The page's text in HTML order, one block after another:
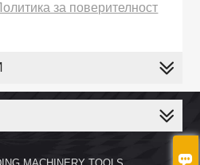

за поверителност